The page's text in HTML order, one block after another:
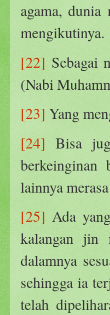
agama,
mengikutinya.
[22] Sebagai
(Nabi
[23] Yang
[24] Bisa
berkeinginan
lainnya
[25] Ada
kalangan jin
dalamnya
sehingga ia
telah